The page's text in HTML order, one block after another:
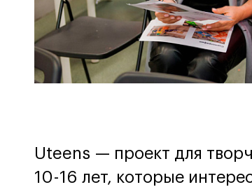
Uteens — проект для
10-16 лет, которые